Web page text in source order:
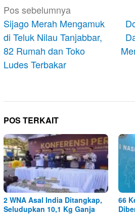
Navigasi
pos
Pos sebelumnya
Sijago Merah Mengamuk
di Teluk Nilau Tanjabbar,
82 Rumah dan Toko
Ludes Terbakar
POS TERKAIT
2 WNA Asal India Ditangkap,
Seludupkan 10,1 Kg Ganja
66